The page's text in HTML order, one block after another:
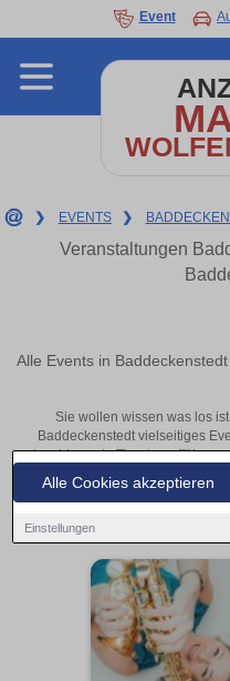
Alle Cookies akzeptieren
Einstellungen
Event
❯ EVENTS ❯
Veranstaltungen
Alle Events in
Sie wollen wissen was los
Baddeckenstedt vielseitiges
inspirierende
Baddeckenstedt – hier